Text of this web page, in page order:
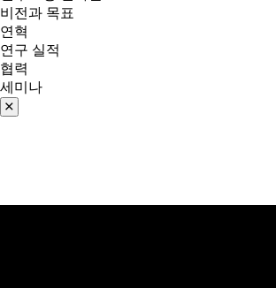
비전과 목표
연혁
연구 실적
협력
세미나